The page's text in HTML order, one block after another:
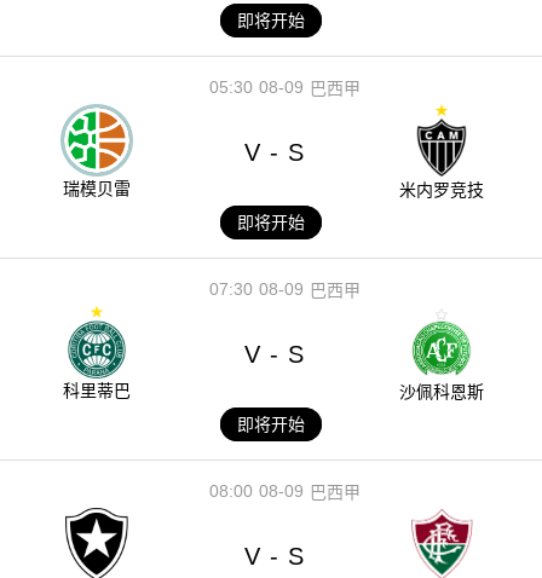
即将开始
08-09
05:30 巴西甲
瑞模贝雷
V - S
米内罗竞技
即将开始
08-09
07:30 巴西甲
科里蒂巴
V - S
沙佩科恩斯
即将开始
08-09
08:00 巴西甲
V - S